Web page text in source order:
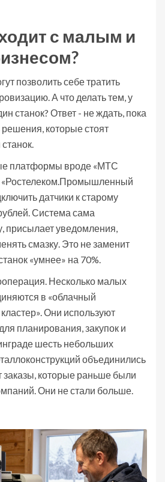
с малым и
позволить себе тратить
А что делать тем, у
станок? Ответ - не ждать, пока
решения, которые стоят
платформы вроде «МТС
«Ростелеком.Промышленный
датчики к старому
Система сама
присылает уведомления,
смазку. Это не заменит
«умнее» на 70%.
Несколько малых
в «облачный
Они используют
планирования, закупок и
шесть небольших
объединились
заказы, которые раньше были
Они не стали больше.